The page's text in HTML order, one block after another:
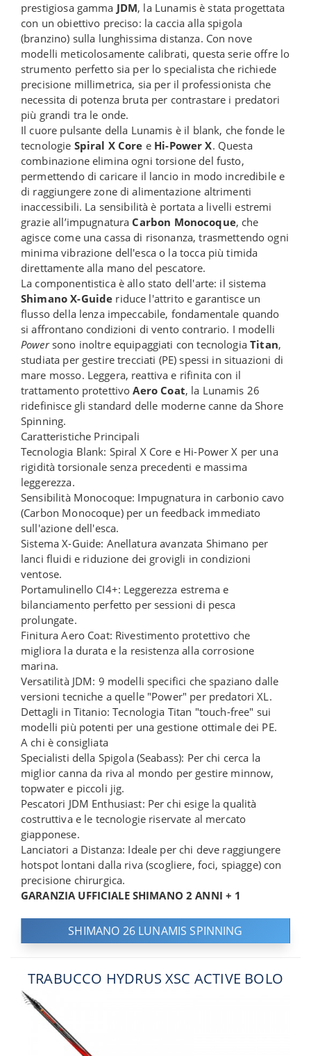
prestigiosa gamma JDM, la Lunamis è stata progettata
con un obiettivo preciso: la caccia alla spigola
(branzino) sulla lunghissima distanza. Con nove
modelli meticolosamente calibrati, questa serie offre lo
strumento perfetto sia per lo specialista che richiede
precisione millimetrica, sia per il professionista che
necessita di potenza bruta per contrastare i predatori
più grandi tra le onde.
Il cuore pulsante della Lunamis è il blank, che fonde le
tecnologie Spiral X Core e Hi-Power X. Questa
combinazione elimina ogni torsione del fusto,
permettendo di caricare il lancio in modo incredibile e
di raggiungere zone di alimentazione altrimenti
inaccessibili. La sensibilità è portata a livelli estremi
grazie all’impugnatura Carbon Monocoque, che
agisce come una cassa di risonanza, trasmettendo ogni
minima vibrazione dell'esca o la tocca più timida
direttamente alla mano del pescatore.
La componentistica è allo stato dell'arte: il sistema
Shimano X-Guide riduce l'attrito e garantisce un
flusso della lenza impeccabile, fondamentale quando
si affrontano condizioni di vento contrario. I modelli
Powersono inoltre equipaggiati con tecnologiaTitan,
studiata per gestire trecciati (PE) spessi in situazioni di
mare mosso. Leggera, reattiva e rifinita con il
trattamento protettivoAero Coat, la Lunamis 26
ridefinisce gli standard delle moderne canne da Shore
Spinning.
Caratteristiche Principali
Tecnologia Blank: Spiral X Core e Hi-Power X per una
rigidità torsionale senza precedenti e massima
leggerezza.
Sensibilità Monocoque: Impugnatura in carbonio cavo
(Carbon Monocoque) per un feedback immediato
sull'azione dell'esca.
Sistema X-Guide: Anellatura avanzata Shimano per
lanci fluidi e riduzione dei grovigli in condizioni
ventose.
Portamulinello CI4+: Leggerezza estrema e
bilanciamento perfetto per sessioni di pesca
prolungate.
Finitura Aero Coat: Rivestimento protettivo che
migliora la durata e la resistenza alla corrosione
marina.
Versatilità JDM: 9 modelli specifici che spaziano dalle
versioni tecniche a quelle "Power" per predatori XL.
Dettagli in Titanio: Tecnologia Titan "touch-free" sui
modelli più potenti per una gestione ottimale dei PE.
A chi è consigliata
Specialisti della Spigola (Seabass): Per chi cerca la
miglior canna da riva al mondo per gestire minnow,
topwater e piccoli jig.
Pescatori JDM Enthusiast: Per chi esige la qualità
costruttiva e le tecnologie riservate al mercato
giapponese.
Lanciatori a Distanza: Ideale per chi deve raggiungere
hotspot lontani dalla riva (scogliere, foci, spiagge) con
precisione chirurgica.
GARANZIA UFFICIALE SHIMANO 2 ANNI + 1
SHIMANO 26 LUNAMIS SPINNING
TRABUCCO HYDRUS XSC ACTIVE BOLO